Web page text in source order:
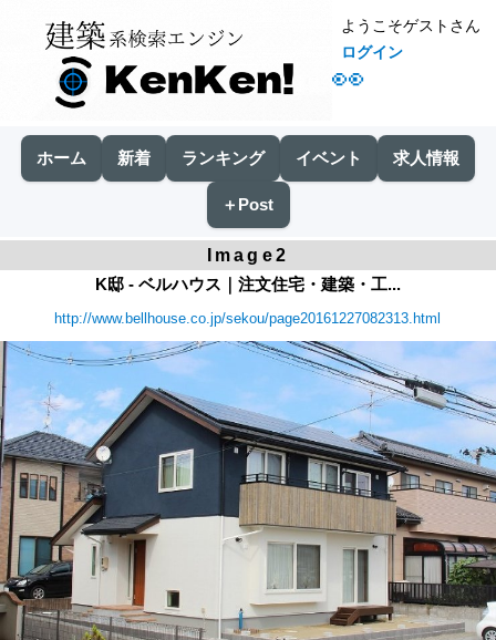
👀
ようこそゲストさん
ログイン
ホーム 新着 ランキング イベント 求人情報
＋Post
Image2
K邸 - ベルハウス｜注文住宅・建築・工...
http://www.bellhouse.co.jp/sekou/page20161227082313.html